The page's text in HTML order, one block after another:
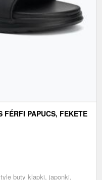
FÉRFI PAPUCS, FEKETE
buty klapki, japonki,